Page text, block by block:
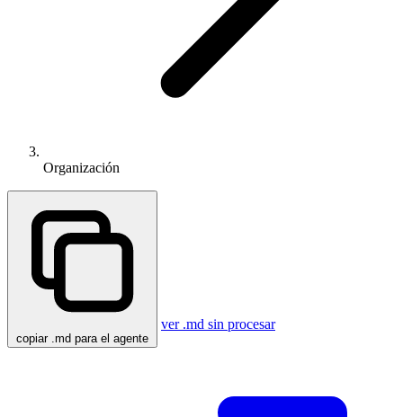
Organización
copiar .md para el agente
ver .md sin procesar